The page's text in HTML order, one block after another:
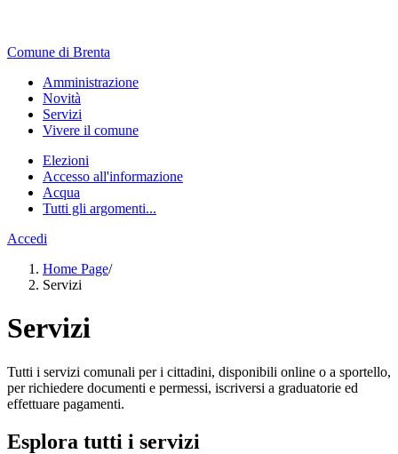
Comune di Brenta
Amministrazione
Novità
Servizi
Vivere il comune
Elezioni
Accesso all'informazione
Acqua
Tutti gli argomenti...
Accedi
Home Page/
Servizi
Servizi
Tutti i servizi comunali per i cittadini, disponibili online o a sportello,
per richiedere documenti e permessi, iscriversi a graduatorie ed
effettuare pagamenti.
Esplora tutti i servizi